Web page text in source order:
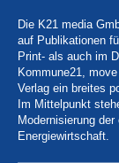
Die K21 media
auf Publikationen
Print- als auch im
Kommune21,
Verlag ein breites
Im Mittelpunkt
Modernisierung
Energiewirtschaft.